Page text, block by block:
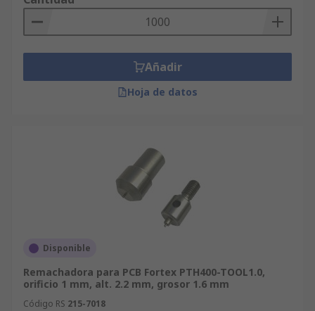
Añadir
Hoja de datos
Disponible
Remachadora para PCB Fortex PTH400-TOOL1.0,
orificio 1 mm, alt. 2.2 mm, grosor 1.6 mm
Código RS 215-7018